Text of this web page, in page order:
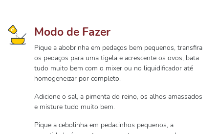
Modo de Fazer
Pique a abobrinha em pedaços bem pequenos, transfira
os pedaços para uma tigela e acrescente os ovos, bata
tudo muito bem com o mixer ou no liquidificador até
homogeneizar por completo.
Adicione o sal, a pimenta do reino, os alhos amassados
e misture tudo muito bem.
Pique a cebolinha em pedacinhos pequenos, a